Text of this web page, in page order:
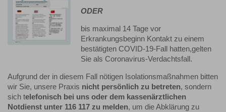
ODER
bis maximal 14 Tage vor
Erkrankungsbeginn Kontakt zu einem
bestätigten COVID-19-Fall hatten,gelten
Sie als Coronavirus-Verdachtsfall.
Aufgrund der in diesem Fall nötigen Isolationsmaßnahmen bitten
wir Sie, unsere Praxis nicht persönlich zu betreten, sondern
sich telefonisch bei uns oder dem kassenärztlichen
Notdienst unter 116 117 zu melden, um die Abklärung zu